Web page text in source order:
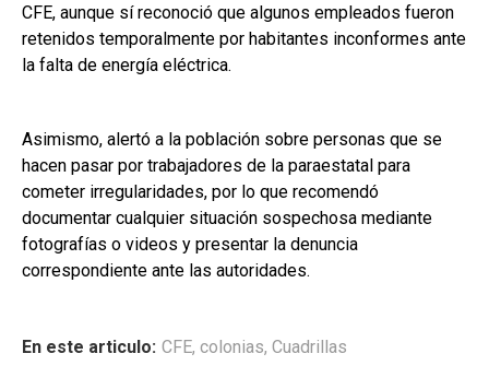
CFE, aunque sí reconoció que algunos empleados fueron
retenidos temporalmente por habitantes inconformes ante
la falta de energía eléctrica.
Asimismo, alertó a la población sobre personas que se
hacen pasar por trabajadores de la paraestatal para
cometer irregularidades, por lo que recomendó
documentar cualquier situación sospechosa mediante
fotografías o videos y presentar la denuncia
correspondiente ante las autoridades.
En este articulo: CFE, colonias, Cuadrillas